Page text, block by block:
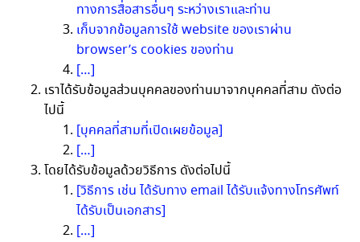
ทางการสื่อสารอื่นๆ ระหว่างเราและท่าน
เก็บจากข้อมูลการใช้ website ของเราผ่าน
browser’s cookies ของท่าน
[…]
เราได้รับข้อมูลส่วนบุคคลของท่านมาจากบุคคลที่สาม ดังต่อ
ไปนี้
[บุคคลที่สามที่เปิดเผยข้อมูล]
[…]
โดยได้รับข้อมูลด้วยวิธีการ ดังต่อไปนี้
[วิธีการ เช่น ได้รับทาง email ได้รับแจ้งทางโทรศัพท์
ได้รับเป็นเอกสาร]
[…]